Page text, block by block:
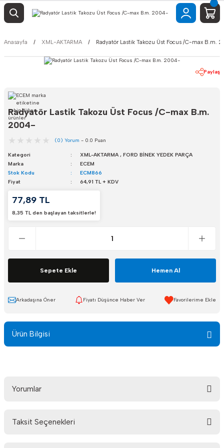
Anasayfa XML-AKTARMA Radyatör Lastik Takozu Üst Focus /C-max B.m.
Paylaş
Radyatör Lastik Takozu Üst Focus /C-max B.m.
2004-
(0) Yorum - 0.0 Puan
Kategori XML-AKTARMA , FORD BİNEK YEDEK PARÇA
Marka
ECEM
Stok Kodu
ECM866
Fiyat
64,91 TL + KDV
77,89 TL
8,35 TL den başlayan taksitlerle!
Sepete Ekle Hemen Al
Arkadaşına Öner Fiyatı Düşünce Haber Ver
Ürün Bilgisi
Yorumlar
Taksit Seçenekleri